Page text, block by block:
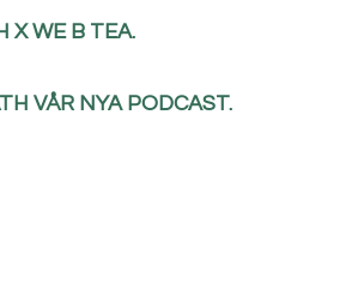
X WE B TEA.
VÅR NYA PODCAST.